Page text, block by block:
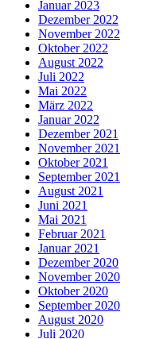
Januar 2023
Dezember 2022
November 2022
Oktober 2022
August 2022
Juli 2022
Mai 2022
März 2022
Januar 2022
Dezember 2021
November 2021
Oktober 2021
September 2021
August 2021
Juni 2021
Mai 2021
Februar 2021
Januar 2021
Dezember 2020
November 2020
Oktober 2020
September 2020
August 2020
Juli 2020